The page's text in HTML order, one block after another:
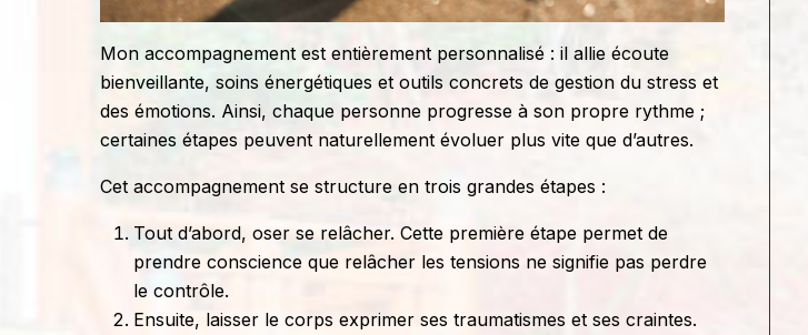
Mon accompagnement est entièrement personnalisé : il allie écoute
bienveillante, soins énergétiques et outils concrets de gestion du stress et
des émotions. Ainsi, chaque personne progresse à son propre rythme ;
certaines étapes peuvent naturellement évoluer plus vite que d’autres.
Cet accompagnement se structure en trois grandes étapes :
Tout d’abord, oser se relâcher. Cette première étape permet de
prendre conscience que relâcher les tensions ne signifie pas perdre
le contrôle.
Ensuite, laisser le corps exprimer ses traumatismes et ses craintes.